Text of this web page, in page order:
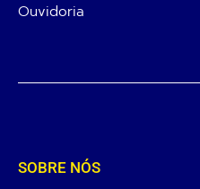
Ouvidoria
SOBRE NÓS